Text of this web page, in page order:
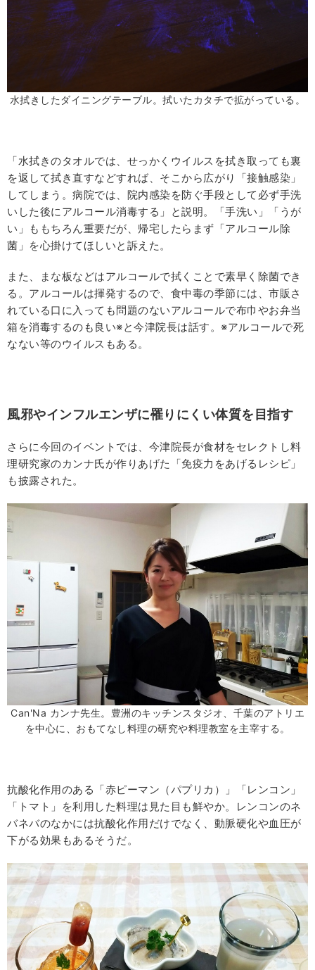
水拭きしたダイニングテーブル。拭いたカタチで拡がっている。
「水拭きのタオルでは、せっかくウイルスを拭き取っても裏
を返して拭き直すなどすれば、そこから広がり「接触感染」
してしまう。病院では、院内感染を防ぐ手段として必ず手洗
いした後にアルコール消毒する」と説明。「手洗い」「うが
い」ももちろん重要だが、帰宅したらまず「アルコール除
菌」を心掛けてほしいと訴えた。
また、まな板などはアルコールで拭くことで素早く除菌でき
る。アルコールは揮発するので、食中毒の季節には、市販さ
れている口に入っても問題のないアルコールで布巾やお弁当
箱を消毒するのも良い※と今津院長は話す。※アルコールで死
なない等のウイルスもある。
風邪やインフルエンザに罹りにくい体質を目指す
さらに今回のイベントでは、今津院長が食材をセレクトし料
理研究家のカンナ氏が作りあげた「免疫力をあげるレシピ」
も披露された。
Can'Na カンナ先生。豊洲のキッチンスタジオ、千葉のアトリエ
を中心に、おもてなし料理の研究や料理教室を主宰する。
抗酸化作用のある「赤ピーマン（パプリカ）」「レンコン」
「トマト」を利用した料理は見た目も鮮やか。レンコンのネ
バネバのなかには抗酸化作用だけでなく、動脈硬化や血圧が
下がる効果もあるそうだ。